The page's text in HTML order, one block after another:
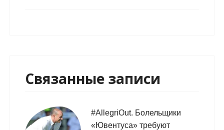
Связанные записи
#AllegriOut. Болельщики
«Ювентуса» требуют